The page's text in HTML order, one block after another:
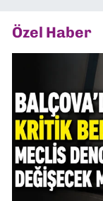
Özel Haber